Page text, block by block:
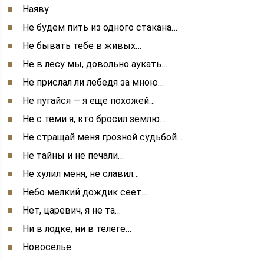
Наяву
Не будем пить из одного стакана…
Не бывать тебе в живых…
Не в лесу мы, довольно аукать…
Не прислал ли лебедя за мною…
Не пугайся — я еще похожей…
Не с теми я, кто бросил землю…
Не стращай меня грозной судьбой…
Не тайны и не печали…
Не хулил меня, не славил…
Небо мелкий дождик сеет…
Нет, царевич, я не та…
Ни в лодке, ни в телеге…
Новоселье